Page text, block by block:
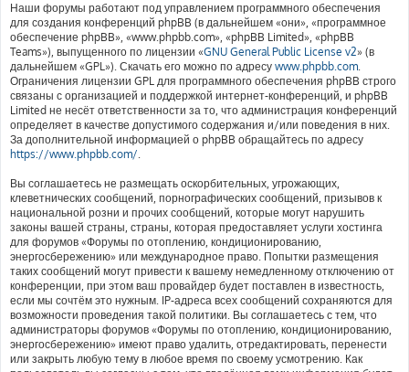
Наши форумы работают под управлением программного обеспечения
для создания конференций phpBB (в дальнейшем «они», «программное
обеспечение phpBB», «www.phpbb.com», «phpBB Limited», «phpBB
Teams»), выпущенного по лицензии «GNU General Public License v2» (в
дальнейшем «GPL»). Скачать его можно по адресу www.phpbb.com.
Ограничения лицензии GPL для программного обеспечения phpBB строго
связаны с организацией и поддержкой интернет-конференций, и phpBB
Limited не несёт ответственности за то, что администрация конференций
определяет в качестве допустимого содержания и/или поведения в них.
За дополнительной информацией о phpBB обращайтесь по адресу
https://www.phpbb.com/.
Вы соглашаетесь не размещать оскорбительных, угрожающих,
клеветнических сообщений, порнографических сообщений, призывов к
национальной розни и прочих сообщений, которые могут нарушить
законы вашей страны, страны, которая предоставляет услуги хостинга
для форумов «Форумы по отоплению, кондиционированию,
энергосбережению» или международное право. Попытки размещения
таких сообщений могут привести к вашему немедленному отключению от
конференции, при этом ваш провайдер будет поставлен в известность,
если мы сочтём это нужным. IP-адреса всех сообщений сохраняются для
возможности проведения такой политики. Вы соглашаетесь с тем, что
администраторы форумов «Форумы по отоплению, кондиционированию,
энергосбережению» имеют право удалить, отредактировать, перенести
или закрыть любую тему в любое время по своему усмотрению. Как